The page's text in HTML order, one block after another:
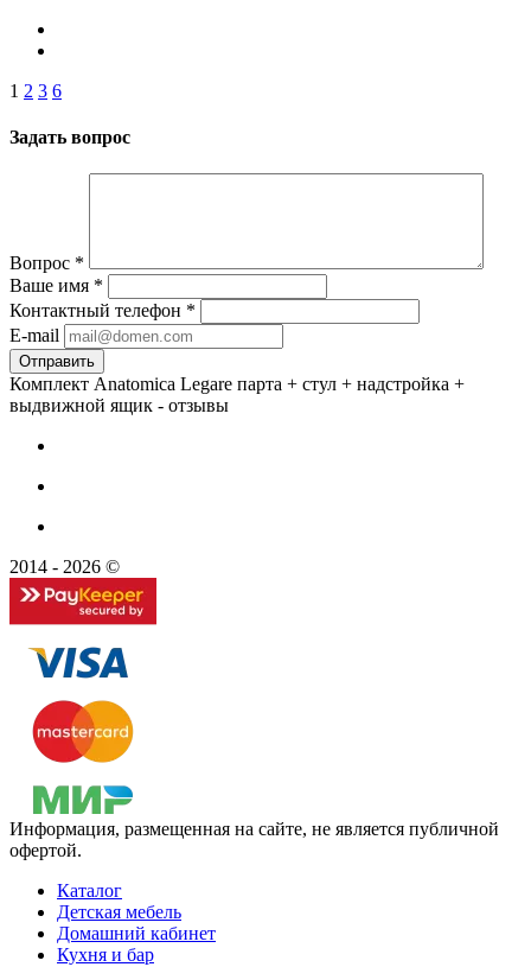
1 2 3 6
Задать вопрос
Вопрос *
Ваше имя *
Контактный телефон *
E-mail
Комплект Anatomica Legare парта + стул + надстройка +
выдвижной ящик - отзывы
2014 - 2026 ©
Информация, размещенная на сайте, не является публичной
офертой.
Каталог
Детская мебель
Домашний кабинет
Кухня и бар